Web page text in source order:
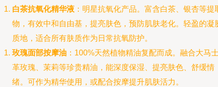
白茶抗氧化精华液 ：明星抗氧化产品。富含白茶、银杏等提
物，有效中和自由基，提亮肤色，预防肌肤老化。轻盈的凝
质地，适合所有肤质作为日常抗氧防护。
玫瑰面部按摩油 ：100%天然植物精油复配而成。融合大马
革玫瑰、茉莉等珍贵精油，能深度保湿、提亮肤色、舒缓情
绪。可作为精华使用，或配合按摩提升肌肤活力。